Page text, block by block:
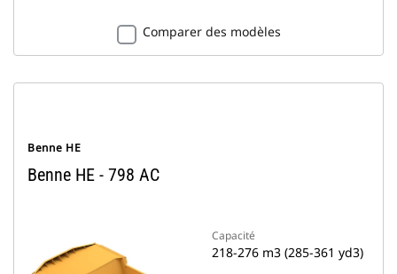
Comparer des modèles
Benne HE
Benne HE - 798 AC
Capacité
218-276 m3 (285-361 yd3)